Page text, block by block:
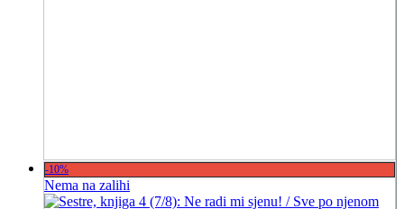
-10%
Nema na zalihi